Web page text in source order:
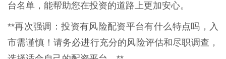
台名单，能帮助您在投资的道路上更加安心。
**再次强调：投资有风险配资平台有什么特点吗，入
市需谨慎！请务必进行充分的风险评估和尽职调查，